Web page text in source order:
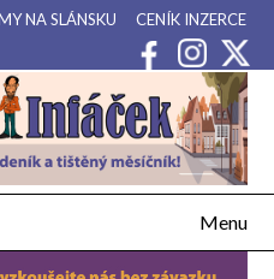
NA SLÁNSKU
CENÍK INZERCE
Infáček
pro Slánsko, Kladensko
Menu